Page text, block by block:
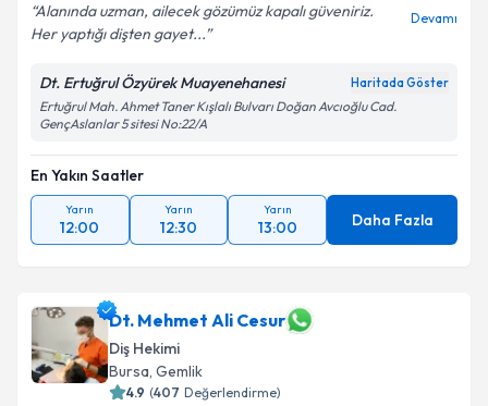
Alanında uzman, ailecek gözümüz kapalı güveniriz.
Her yaptığı dişten gayet...
Devamı
Dt. Ertuğrul Özyürek Muayenehanesi Haritada Göster
Ertuğrul Mah. Ahmet Taner Kışlalı Bulvarı Doğan Avcıoğlu Cad.
GençAslanlar 5 sitesi No:22/A
En Yakın Saatler
Yarın
12:00
Yarın
12:30
Yarın
13:00 Daha Fazla
Dt. Mehmet Ali Cesur
Diş Hekimi
Bursa, Gemlik
4.9 (407 Değerlendirme)